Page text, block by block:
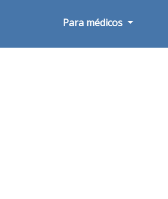
Para médicos